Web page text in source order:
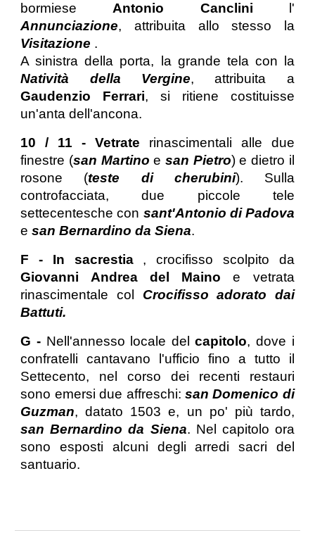
bormieseAntonio Canclini
l'
Annunciazione, attribuita allo stesso la
Visitazione .
A sinistra della porta, la grande tela con la
Natività della Vergine, attribuita a
Gaudenzio Ferrari, si ritiene costituisse
un'anta dell'ancona.
10 / 11 - Vetrate rinascimentali alle due
finestre (san Martinoesan Pietro) e dietro il
rosone (teste di cherubini). Sulla
controfacciata, due piccole tele
settecentesche con sant'Antonio di Padova
esan Bernardino da Siena.
F - In sacrestia , crocifisso scolpito da
Giovanni Andrea del Mainoe vetrata
rinascimentale col Crocifisso adorato dai
Battuti.
G - Nell'annesso locale delcapitolo, dove i
confratelli cantavano l'ufficio fino a tutto il
Settecento, nel corso dei recenti restauri
sono emersi due affreschi: san Domenico di
Guzman, datato 1503 e, un po' più tardo,
san Bernardino da Siena. Nel capitolo ora
sono esposti alcuni degli arredi sacri del
santuario.